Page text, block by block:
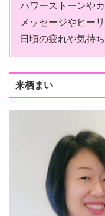
パワーストーンや
メッセージやヒー
日頃の疲れや気持
来栖まい